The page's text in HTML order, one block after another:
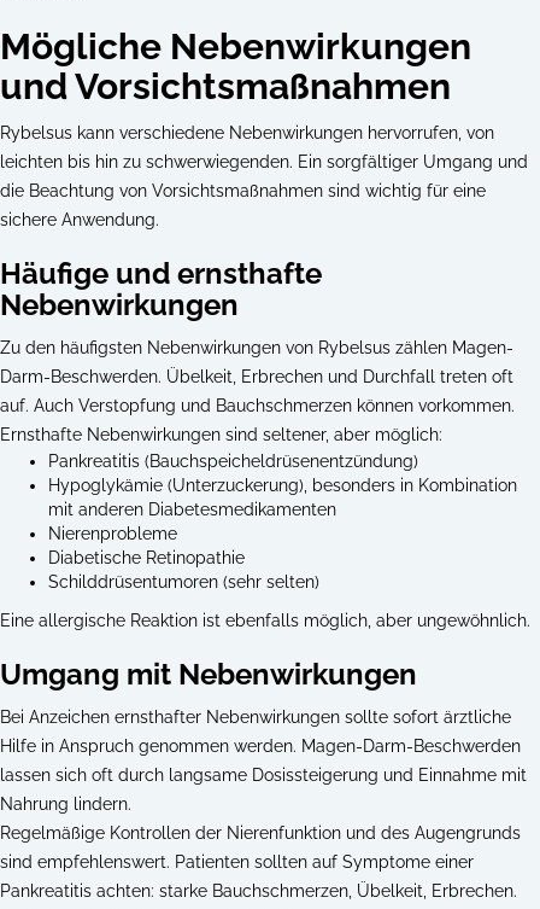
Mögliche Nebenwirkungen
und Vorsichtsmaßnahmen
Rybelsus kann verschiedene Nebenwirkungen hervorrufen, von
leichten bis hin zu schwerwiegenden. Ein sorgfältiger Umgang und
die Beachtung von Vorsichtsmaßnahmen sind wichtig für eine
sichere Anwendung.
Häufige und ernsthafte
Nebenwirkungen
Zu den häufigsten Nebenwirkungen von Rybelsus zählen Magen-
Darm-Beschwerden. Übelkeit, Erbrechen und Durchfall treten oft
auf. Auch Verstopfung und Bauchschmerzen können vorkommen.
Ernsthafte Nebenwirkungen sind seltener, aber möglich:
Pankreatitis (Bauchspeicheldrüsenentzündung)
Hypoglykämie (Unterzuckerung), besonders in Kombination
mit anderen Diabetesmedikamenten
Nierenprobleme
Diabetische Retinopathie
Schilddrüsentumoren (sehr selten)
Eine allergische Reaktion ist ebenfalls möglich, aber ungewöhnlich.
Umgang mit Nebenwirkungen
Bei Anzeichen ernsthafter Nebenwirkungen sollte sofort ärztliche
Hilfe in Anspruch genommen werden. Magen-Darm-Beschwerden
lassen sich oft durch langsame Dosissteigerung und Einnahme mit
Nahrung lindern.
Regelmäßige Kontrollen der Nierenfunktion und des Augengrunds
sind empfehlenswert. Patienten sollten auf Symptome einer
Pankreatitis achten: starke Bauchschmerzen, Übelkeit, Erbrechen.